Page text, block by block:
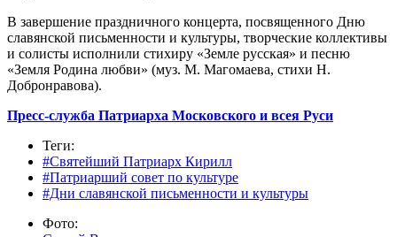
В завершение праздничного концерта, посвященного Дню
славянской письменности и культуры, творческие коллективы
и солисты исполнили стихиру «Земле русская» и песню
«Земля Родина любви» (муз. М. Магомаева, стихи Н.
Добронравова).
Пресс-служба Патриарха Московского и всея Руси
Теги:
#Святейший Патриарх Кирилл
#Патриарший совет по культуре
#Дни славянской письменности и культуры
Фото: